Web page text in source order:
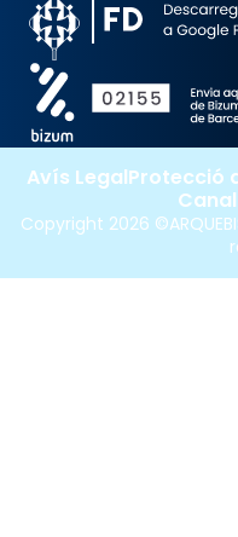
Copyright 2026
Avís LegalProtecció